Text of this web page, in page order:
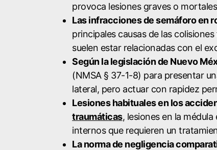
provoca lesiones graves o
Las infracciones de semáforo en
principales causas de las
suelen estar relacionadas con el
Según la legislación de Nuevo
(NMSA § 37-1-8) para presentar
lateral, pero actuar con rapidez
Lesiones habituales en los
traumáticas, lesiones en la
internos que requieren un
La norma de negligencia